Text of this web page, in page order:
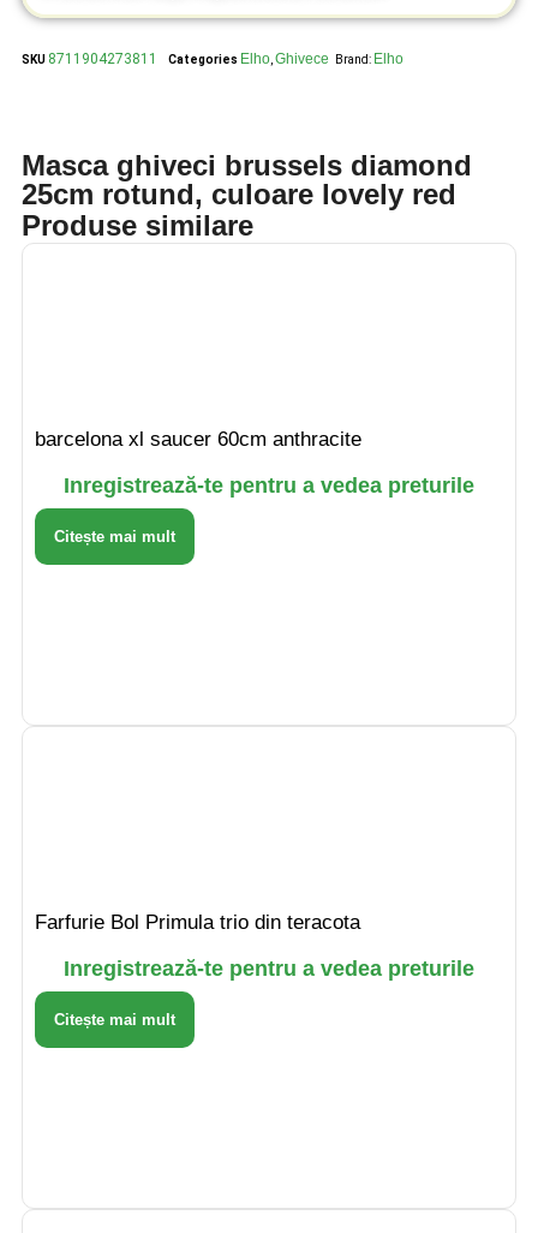
SKU 8711904273811 Categories Elho Ghivece Brand: Elho
Masca ghiveci brussels diamond
25cm rotund, culoare lovely red
Produse similare
barcelona xl saucer 60cm anthracite
Inregistrează-te pentru a vedea preturile
Citește mai mult
Farfurie Bol Primula trio din teracota
Inregistrează-te pentru a vedea preturile
Citește mai mult